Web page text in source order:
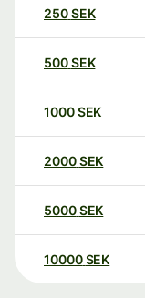
250SEK
500SEK
1000SEK
2000SEK
5000SEK
10000 SEK